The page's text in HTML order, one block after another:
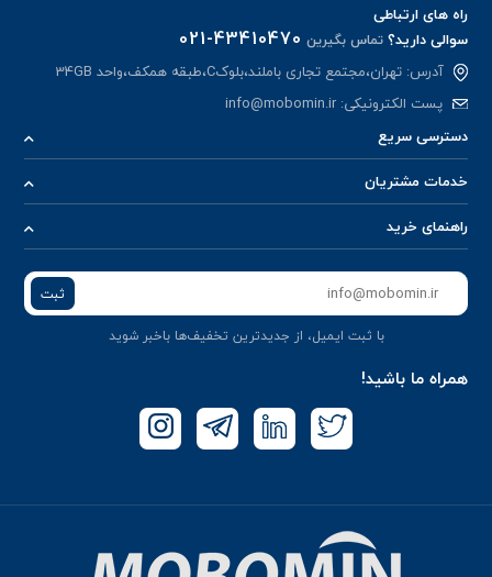
راه های ارتباطی
سوالی دارید؟تماس بگیرین 021-43410470
آدرس: تهران،مجتمع تجاری باملند،بلوکC،طبقه همکف،واحد 34GB
پست الکترونیکی:info@mobomin.ir
دسترسی سریع
خدمات مشتریان
راهنمای خرید
ثبت
با ثبت ایمیل، از جدید‌ترین تخفیف‌ها با‌خبر شوید
همراه ما باشید!